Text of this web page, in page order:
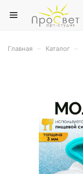
Главная Каталог